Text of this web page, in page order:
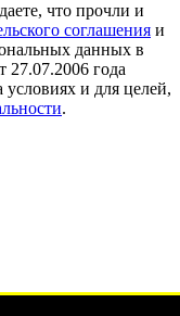
что прочли и
соглашения и
данных в
27.07.2006 года
и для целей,
.